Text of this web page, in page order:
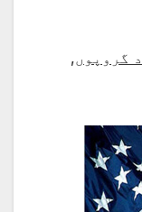
گروپوں,